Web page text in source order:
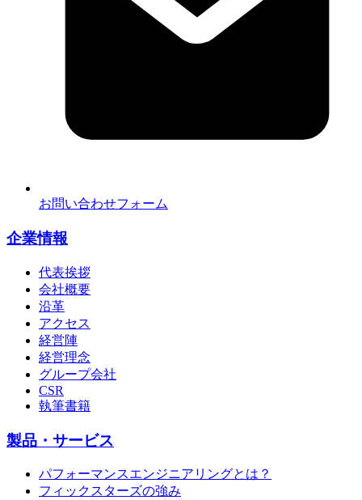
お問い合わせフォーム
企業情報
代表挨拶
会社概要
沿革
アクセス
経営陣
経営理念
グループ会社
CSR
執筆書籍
製品・サービス
パフォーマンスエンジニアリングとは？
フィックスターズの強み